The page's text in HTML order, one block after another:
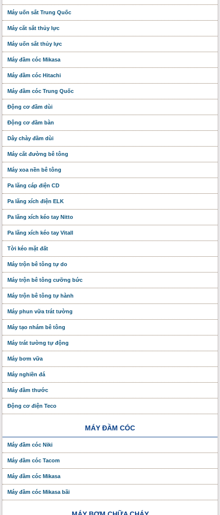
Máy uốn sắt Trung Quốc
Máy cắt sắt thủy lực
Máy uốn sắt thủy lực
Máy đầm cóc Mikasa
Máy đầm cóc Hitachi
Máy đầm cóc Trung Quốc
Động cơ đầm dùi
Động cơ đầm bàn
Dây chày đầm dùi
Máy cắt đường bê tông
Máy xoa nền bê tông
Pa lăng cáp điện CD
Pa lăng xích điện ELK
Pa lăng xích kéo tay Nitto
Pa lăng xích kéo tay Vitall
Tời kéo mặt đất
Máy trộn bê tông tự do
Máy trộn bê tông cưỡng bức
Máy trộn bê tông tự hành
Máy phun vữa trát tường
Máy tạo nhám bê tông
Máy trát tường tự động
Máy bơm vữa
Máy nghiền đá
Máy đầm thước
Động cơ điện Teco
MÁY ĐẦM CÓC
Máy đầm cóc Niki
Máy đầm cóc Tacom
Máy đầm cóc Mikasa
Máy đầm cóc Mikasa bãi